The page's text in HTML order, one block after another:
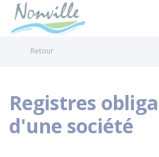
Retour
Registres
d'une société